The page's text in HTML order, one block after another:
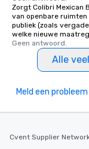
Zorgt Colibri Mexican
van openbare
publiek (zoals
welke nieuwe
Geen antwoord.
Alle
Meld een probleem
Cvent Supplier